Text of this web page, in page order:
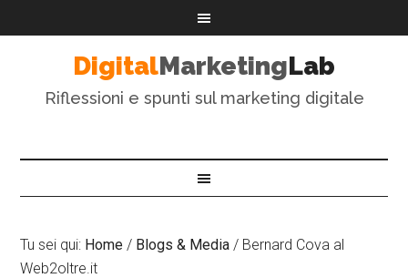
DigitalMarketingLab
Riflessioni e spunti sul marketing digitale
Tu sei qui: Home / Blogs & Media / Bernard Cova al
Web2oltre.it